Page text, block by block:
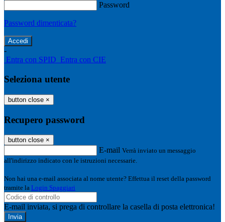
Password
Password dimenticata?
-
Entra con SPID Entra con CIE
Seleziona utente
button close ×
Recupero password
button close ×
E-mail Verrà inviato un messaggio
all'indirizzo indicato con le istruzioni necessarie.
Non hai una e-mail associata al nome utente? Effettua il reset della password
tramite la Login Spaggiari
E-mail inviata, si prega di controllare la casella di posta elettronica!